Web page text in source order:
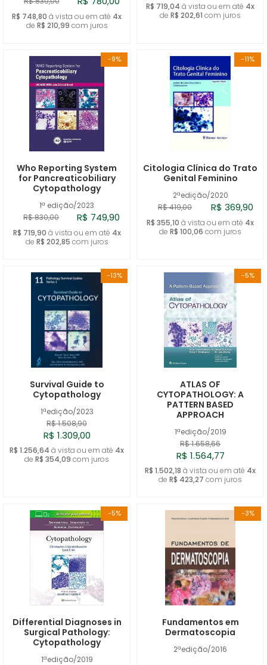
R$ 748,80 à vista ou em até 4x
de R$ 210,99 com juros
R$ 719,04 à vista ou em até 4x
de R$ 202,61 com juros
-9%
1ª edição/2023
Who Reporting System
for Pancreaticobiliary
Cytopathology
R$ 830,00 R$ 749,90
R$ 719,90 à vista ou em até 4x
de R$ 202,85 com juros
-11%
2ªedição/2020
Citologia Clínica do Trato
Genital Feminino
R$ 419,00 R$ 369,90
R$ 355,10 à vista ou em até 4x
de R$ 100,06 com juros
-13%
1ªedição/2023
Survival Guide to
Cytopathology
R$ 1.508,90
R$ 1.309,00
R$ 1.256,64 à vista ou em até 4x
de R$ 354,09 com juros
-5%
1ªedição/2019
ATLAS OF
CYTOPATHOLOGY: A
PATTERN BASED
APPROACH
R$ 1.658,66
R$ 1.564,77
R$ 1.502,18 à vista ou em até 4x
de R$ 423,27 com juros
-5%
1ªedição/2019
Differential Diagnoses in
Surgical Pathology:
Cytopathology
-3%
2ªedição/2016
Fundamentos em
Dermatoscopia